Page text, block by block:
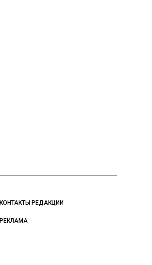
КОНТАКТЫ РЕДАКЦИИ
РЕКЛАМА